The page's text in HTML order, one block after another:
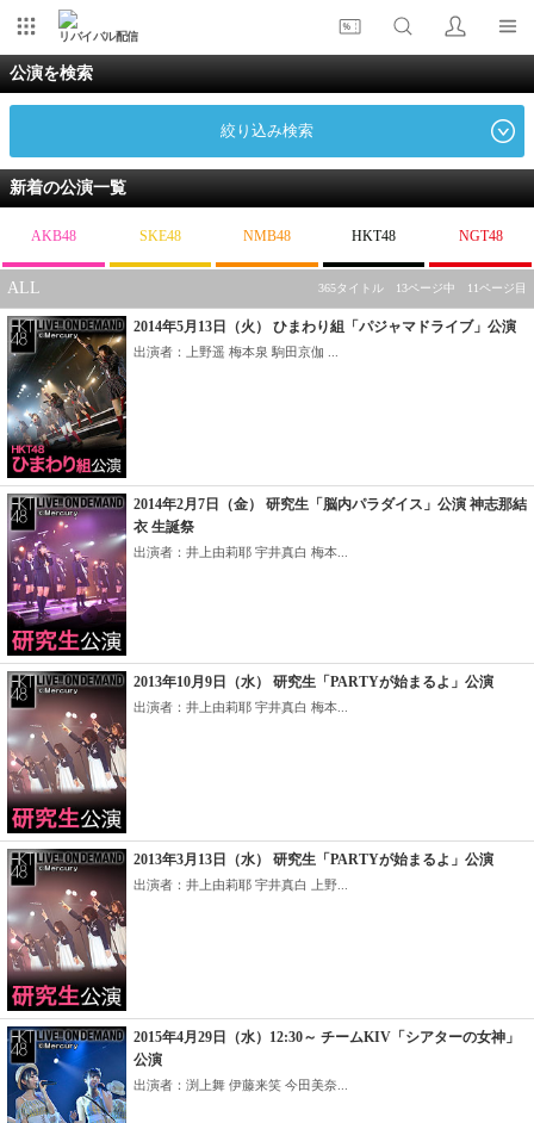
リバイバル配信
公演を検索
絞り込み検索
新着の公演一覧
AKB48 SKE48 NMB48 HKT48 NGT48
ALL 365タイトル 13ページ中 11ページ目
2014年5月13日（火） ひまわり組「パジャマドライブ」公演
出演者：上野遥 梅本泉 駒田京伽 ...
2014年2月7日（金） 研究生「脳内パラダイス」公演 神志那結
衣 生誕祭
出演者：井上由莉耶 宇井真白 梅本...
2013年10月9日（水） 研究生「PARTYが始まるよ」公演
出演者：井上由莉耶 宇井真白 梅本...
2013年3月13日（水） 研究生「PARTYが始まるよ」公演
出演者：井上由莉耶 宇井真白 上野...
2015年4月29日（水）12:30～ チームKIV「シアターの女神」
公演
出演者：渕上舞 伊藤来笑 今田美奈...